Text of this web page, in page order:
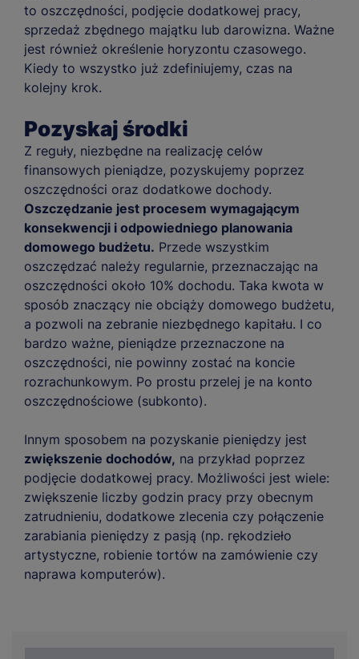
to oszczędności, podjęcie dodatkowej pracy,
sprzedaż zbędnego majątku lub darowizna. Ważne
jest również określenie horyzontu czasowego.
Kiedy to wszystko już zdefiniujemy, czas na
kolejny krok.
Pozyskaj środki
Z reguły, niezbędne na realizację celów
finansowych pieniądze, pozyskujemy poprzez
oszczędności oraz dodatkowe dochody.
Oszczędzanie jest procesem wymagającym
konsekwencji i odpowiedniego planowania
domowego budżetu. Przede wszystkim
oszczędzać należy regularnie, przeznaczając na
oszczędności około 10% dochodu. Taka kwota w
sposób znaczący nie obciąży domowego budżetu,
a pozwoli na zebranie niezbędnego kapitału. I co
bardzo ważne, pieniądze przeznaczone na
oszczędności, nie powinny zostać na koncie
rozrachunkowym. Po prostu przelej je na konto
oszczędnościowe (subkonto).
Innym sposobem na pozyskanie pieniędzy jest
zwiększenie dochodów, na przykład poprzez
podjęcie dodatkowej pracy. Możliwości jest wiele:
zwiększenie liczby godzin pracy przy obecnym
zatrudnieniu, dodatkowe zlecenia czy połączenie
zarabiania pieniędzy z pasją (np. rękodzieło
artystyczne, robienie tortów na zamówienie czy
naprawa komputerów).